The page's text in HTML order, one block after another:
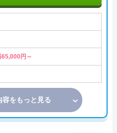
円～
容をもっと見る